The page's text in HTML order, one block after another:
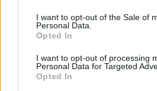
I want to opt-out of the Sale of
Personal Data.
Opted In
I want to opt-out of processing
Personal Data for Targeted
Opted In
Portfolio.hu teljes
Kötéslisták: BÉT elmúlt 2 év